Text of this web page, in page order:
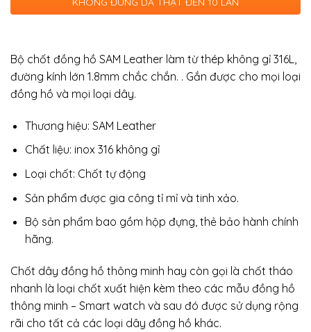
Bộ chốt đồng hồ SAM Leather làm từ thép không gỉ 316L,
đường kính lớn 1.8mm chắc chắn. . Gắn được cho mọi loại
đồng hồ và mọi loại dây.
Thương hiệu: SAM Leather
Chất liệu: inox 316 không gỉ
Loại chốt: Chốt tự động
Sản phẩm được gia công tỉ mỉ và tinh xảo.
Bộ sản phẩm bao gồm hộp đựng, thẻ bảo hành chính
hãng.
Chốt dây đồng hồ thông minh hay còn gọi là chốt tháo
nhanh là loại chốt xuất hiện kèm theo các mẫu đồng hồ
thông minh – Smart watch và sau đó được sử dụng rộng
rãi cho tất cả các loại dây đồng hồ khác.